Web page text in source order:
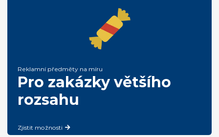
Reklamní předměty na míru
Pro zakázky většího
rozsahu
Zjistit možnosti